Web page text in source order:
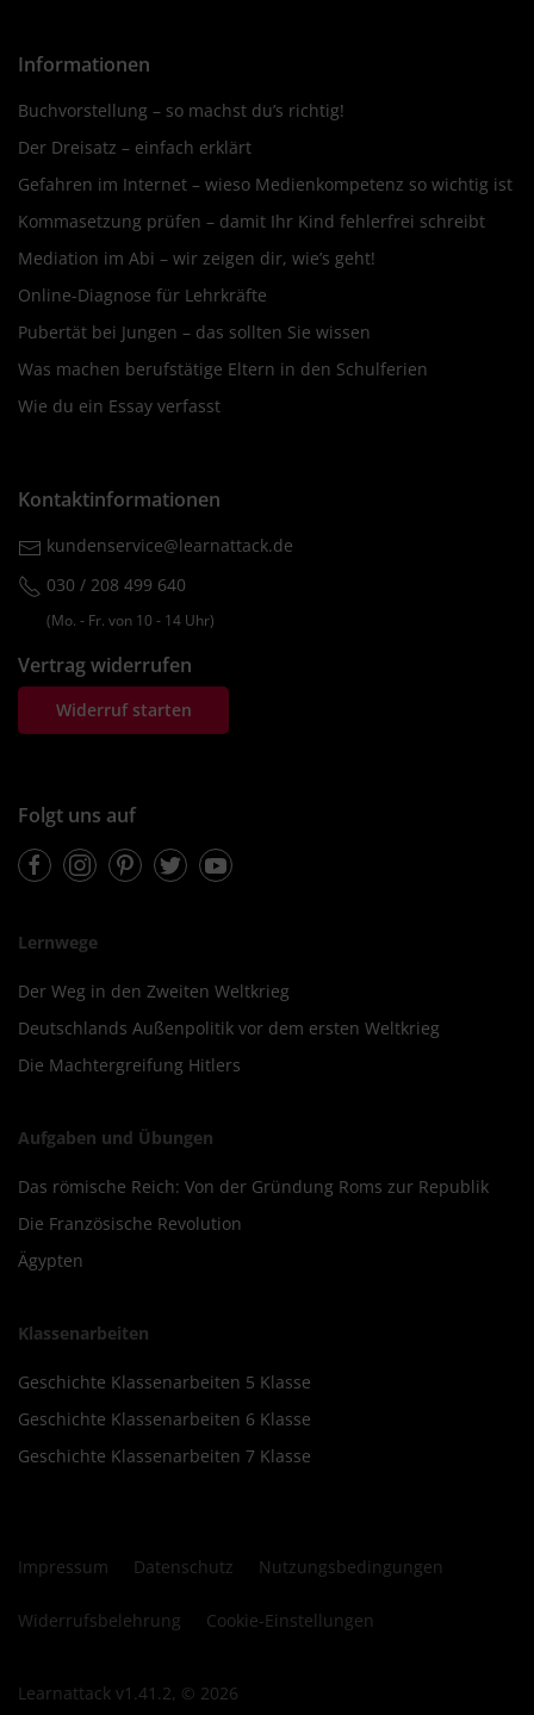
Informationen
Buchvorstellung – so machst du’s richtig!
Der Dreisatz – einfach erklärt
Gefahren im Internet – wieso Medienkompetenz so wichtig ist
Kommasetzung prüfen – damit Ihr Kind fehlerfrei schreibt
Mediation im Abi – wir zeigen dir, wie’s geht!
Online-Diagnose für Lehrkräfte
Pubertät bei Jungen – das sollten Sie wissen
Was machen berufstätige Eltern in den Schulferien
Wie du ein Essay verfasst
Kontaktinformationen
kundenservice@learnattack.de
030 / 208 499 640
(Mo. ‐ Fr. von 10 ‐ 14 Uhr)
Vertrag widerrufen
Widerruf starten
Folgt uns auf
FacebookInstagramPinterestTwitterYoutube
Lernwege
Der Weg in den Zweiten Weltkrieg
Deutschlands Außenpolitik vor dem ersten Weltkrieg
Die Machtergreifung Hitlers
Aufgaben und Übungen
Das römische Reich: Von der Gründung Roms zur Republik
Die Französische Revolution
Ägypten
Klassenarbeiten
Geschichte Klassenarbeiten 5 Klasse
Geschichte Klassenarbeiten 6 Klasse
Geschichte Klassenarbeiten 7 Klasse
Impressum Datenschutz Nutzungsbedingungen
Widerrufsbelehrung Cookie-Einstellungen
Learnattack v1.41.2, © 2026